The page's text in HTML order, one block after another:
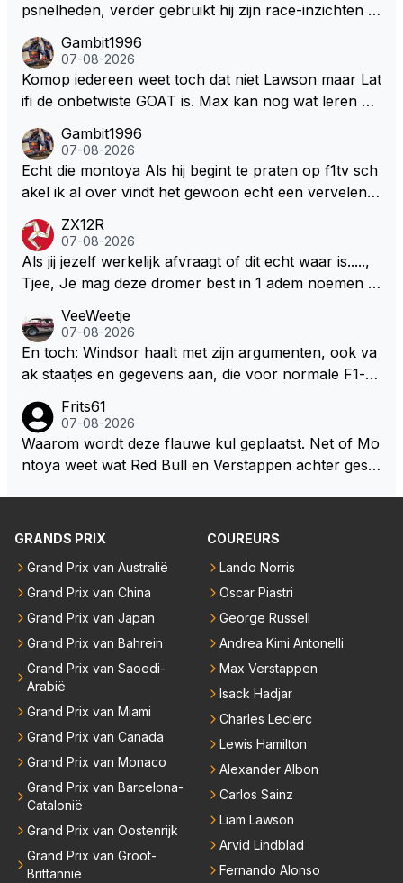
psnelheden, verder gebruikt hij zijn race-inzichten q
een bocht zegt helemaal niets, dus wat dat betreft h
eeft hij sowieso gelijk 😂.
Gambit1996
07-08-2026
Komop iedereen weet toch dat niet Lawson maar Lat
ifi de onbetwiste GOAT is. Max kan nog wat leren va
milton, hahahaha. Latifi pakt ze allemaal met de oge
n dicht met als onbetwiste nummer 2 of GOATINES
S Lawson natuurlijk 😂😂😂😂😂
Gambit1996
07-08-2026
Echt die montoya Als hij begint te praten op f1tv sch
akel ik al over vindt het gewoon echt een vervelend
weet 🤮🤮
ZX12R
07-08-2026
Als jij jezelf werkelijk afvraagt of dit echt waar is.....,
Tjee, Je mag deze dromer best in 1 adem noemen m
aar voordragen uit eigen geest. Kan mij voorstellen d
at je het leuk vindt sprookjes te luisteren maar heb jij
jezelf dan ook wel eens afgevraagd of de dappere b
ze wolff gesneden heeft?
VeeWeetje
07-08-2026
En toch: Windsor haalt met zijn argumenten, ook va
ak staatjes en gegevens aan, die voor normale F1-fa
okies made of your own dough" 🤣
Frits61
07-08-2026
Waarom wordt deze flauwe kul geplaatst. Net of Mo
ntoya weet wat Red Bull en Verstappen achter geslo
GRANDS PRIX
Grand Prix van Australië
Grand Prix van China
Grand Prix van Japan
Grand Prix van Bahrein
Grand Prix van Saoedi-
Arabië
Grand Prix van Miami
Grand Prix van Canada
Grand Prix van Monaco
Grand Prix van Barcelona-
Catalonië
Grand Prix van Oostenrijk
Grand Prix van Groot-
Brittannië
COUREURS
Lando Norris
Oscar Piastri
George Russell
Andrea Kimi Antonelli
Max Verstappen
Isack Hadjar
Charles Leclerc
Lewis Hamilton
Alexander Albon
Carlos Sainz
Liam Lawson
Arvid Lindblad
Fernando Alonso